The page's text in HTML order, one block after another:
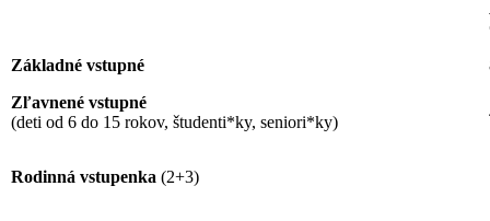
Základné vstupné
Zľavnené vstupné
(deti od 6 do 15 rokov, študenti*ky, seniori*ky)
Rodinná vstupenka (2+3)